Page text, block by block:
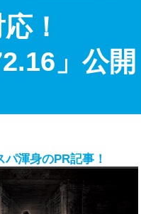
！
」公開
パ渾身のPR記事！